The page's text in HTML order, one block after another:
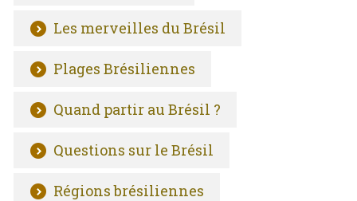
Les merveilles du Brésil
Plages Brésiliennes
Quand partir au Brésil ?
Questions sur le Brésil
Régions brésiliennes